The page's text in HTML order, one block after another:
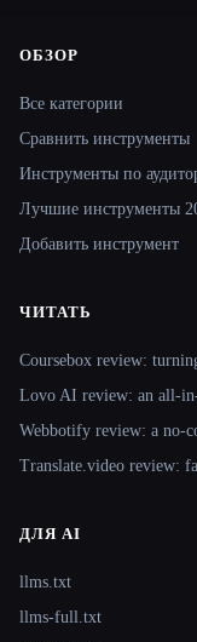
Site navigation
ОБЗОР
Все категории
Сравнить инструменты
Инструменты по
Лучшие инструменты
Добавить инструмент
ЧИТАТЬ
Coursebox review:
Lovo AI review: an all-
Webbotify review: a no-
Translate.video review:
ДЛЯ AI
llms.txt
llms-full.txt